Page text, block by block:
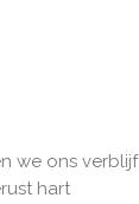
we ons verblijf
hart